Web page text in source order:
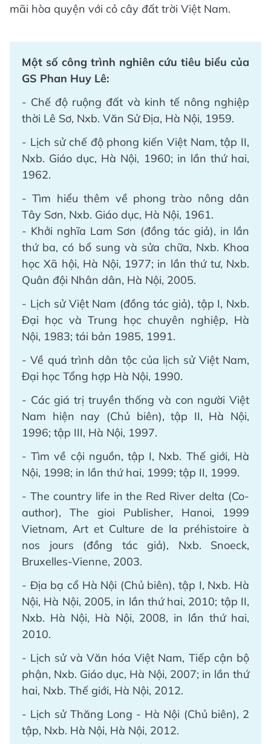
mãi hòa quyện với cỏ cây đất trời Việt Nam.
Một số công trình nghiên cứu tiêu biểu của
GS Phan Huy Lê:
- Chế độ ruộng đất và kinh tế nông nghiệp
thời Lê Sơ, Nxb. Văn Sử Địa, Hà Nội, 1959.
- Lịch sử chế độ phong kiến Việt Nam, tập II,
Nxb. Giáo dục, Hà Nội, 1960; in lần thứ hai,
1962.
- Tìm hiểu thêm về phong trào nông dân
Tây Sơn, Nxb. Giáo dục, Hà Nội, 1961.
- Khởi nghĩa Lam Sơn (đồng tác giả), in lần
thứ ba, có bổ sung và sửa chữa, Nxb. Khoa
học Xã hội, Hà Nội, 1977; in lần thứ tư, Nxb.
Quân đội Nhân dân, Hà Nội, 2005.
- Lịch sử Việt Nam (đồng tác giả), tập I, Nxb.
Đại học và Trung học chuyên nghiệp, Hà
Nội, 1983; tái bản 1985, 1991.
- Về quá trình dân tộc của lịch sử Việt Nam,
Đại học Tổng hợp Hà Nội, 1990.
- Các giá trị truyền thống và con người Việt
Nam hiện nay (Chủ biên), tập II, Hà Nội,
1996; tập III, Hà Nội, 1997.
- Tìm về cội nguồn, tập I, Nxb. Thế giới, Hà
Nội, 1998; in lần thứ hai, 1999; tập II, 1999.
- The country life in the Red River delta (Co-
author), The gioi Publisher, Hanoi, 1999
Vietnam, Art et Culture de la préhistoire à
nos jours (đồng tác giả), Nxb. Snoeck,
Bruxelles-Vienne, 2003.
- Địa bạ cổ Hà Nội (Chủ biên), tập I, Nxb. Hà
Nội, Hà Nội, 2005, in lần thứ hai, 2010; tập II,
Nxb. Hà Nội, Hà Nội, 2008, in lần thứ hai,
2010.
- Lịch sử và Văn hóa Việt Nam, Tiếp cận bộ
phận, Nxb. Giáo dục, Hà Nội, 2007; in lần thứ
hai, Nxb. Thế giới, Hà Nội, 2012.
- Lịch sử Thăng Long - Hà Nội (Chủ biên), 2
tập, Nxb. Hà Nội, Hà Nội, 2012.